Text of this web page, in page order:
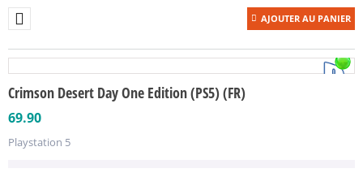
AJOUTER AU PANIER
Crimson Desert Day One Edition (PS5) (FR)
69.90
Playstation 5